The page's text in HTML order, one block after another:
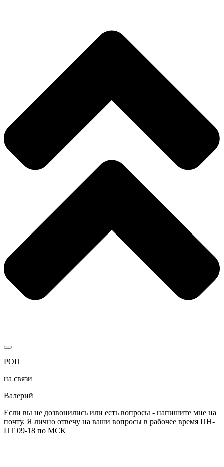
РОП
на связи
Валерий
Если вы не дозвонились или есть вопросы - напишите мне на
почту. Я лично отвечу на ваши вопросы в рабочее время ПН-
ПТ 09-18 по МСК